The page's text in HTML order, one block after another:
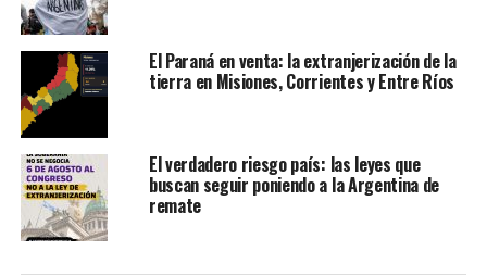
El Paraná en venta: la extranjerización de la
tierra en Misiones, Corrientes y Entre Ríos
El verdadero riesgo país: las leyes que
buscan seguir poniendo a la Argentina de
remate